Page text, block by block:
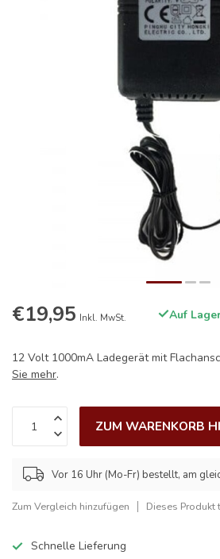
€19,95 Inkl. MwSt. Auf
12 Volt 1000mA Ladegerät mit
Sie mehr.
ZUM WARENKORB
Vor 16 Uhr (Mo-Fr) bestellt, am
Zum Vergleich hinzufügen Dieses Produkt
Schnelle Lieferung